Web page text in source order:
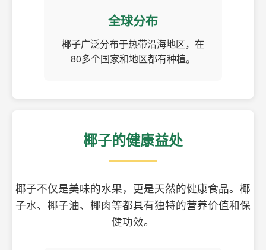
全球分布
椰子广泛分布于热带沿海地区，在
80多个国家和地区都有种植。
椰子的健康益处
椰子不仅是美味的水果，更是天然的健康食品。椰
子水、椰子油、椰肉等都具有独特的营养价值和保
健功效。